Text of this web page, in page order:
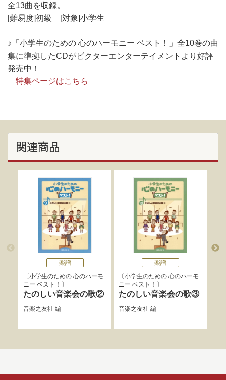
全13曲を収録。
[難易度]初級 [対象]小学生
♪「小学生のための 心のハーモニー ベスト！」全10巻の曲
集に準拠したCDがビクターエンターテイメントより好評
発売中！
特集ページはこちら
関連商品
楽譜
小学生のための 心のハーモ
ニー ベスト！
たのしい音楽会の歌②
音楽之友社 編
楽譜
小学生のための 心のハーモ
ニー ベスト！
たのしい音楽会の歌③
音楽之友社 編